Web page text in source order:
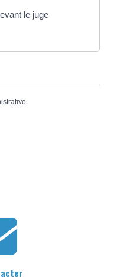
le juge